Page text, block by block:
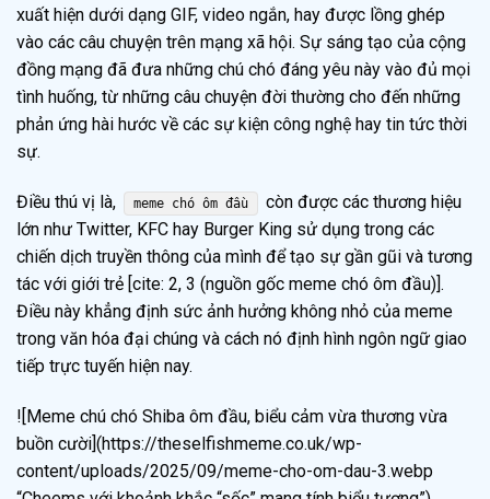
xuất hiện dưới dạng GIF, video ngắn, hay được lồng ghép
vào các câu chuyện trên mạng xã hội. Sự sáng tạo của cộng
đồng mạng đã đưa những chú chó đáng yêu này vào đủ mọi
tình huống, từ những câu chuyện đời thường cho đến những
phản ứng hài hước về các sự kiện công nghệ hay tin tức thời
sự.
Điều thú vị là, meme chó ôm đầu
còn được các thương hiệu
lớn như Twitter, KFC hay Burger King sử dụng trong các
chiến dịch truyền thông của mình để tạo sự gần gũi và tương
tác với giới trẻ [cite: 2, 3 (nguồn gốc meme chó ôm đầu)].
Điều này khẳng định sức ảnh hưởng không nhỏ của meme
trong văn hóa đại chúng và cách nó định hình ngôn ngữ giao
tiếp trực tuyến hiện nay.
![Meme chú chó Shiba ôm đầu, biểu cảm vừa thương vừa
buồn cười](https://theselfishmeme.co.uk/wp-
content/uploads/2025/09/meme-cho-om-dau-3.webp